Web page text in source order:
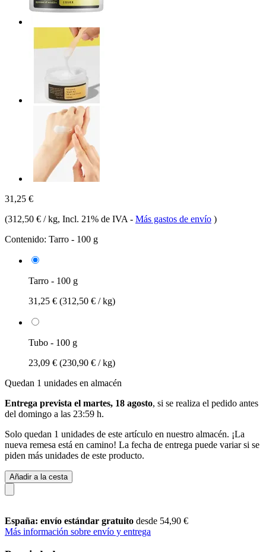
31,25 €
(312,50 € / kg, Incl. 21% de IVA - Más gastos de envío )
Contenido: Tarro - 100 g
Tarro - 100 g
31,25 € (312,50 € / kg)
Tubo - 100 g
23,09 € (230,90 € / kg)
Quedan 1 unidades en almacén
Entrega prevista el martes, 18 agosto, si se realiza el pedido antes
del domingo a las 23:59 h.
Solo quedan 1 unidades de este artículo en nuestro almacén. ¡La
nueva remesa está en camino! La fecha de entrega puede variar si se
piden más unidades de este producto.
Añadir a la cesta
España: envío estándar gratuito desde 54,90 €
Más información sobre envío y entrega